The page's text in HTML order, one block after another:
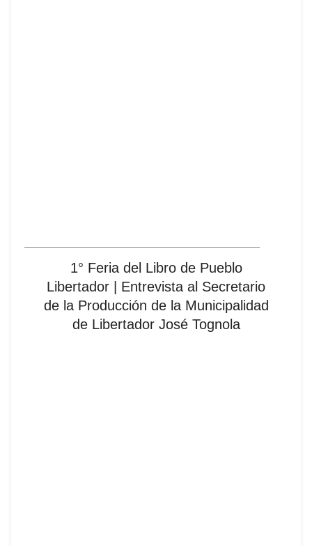
1° Feria del Libro de Pueblo
Libertador | Entrevista al Secretario
de la Producción de la Municipalidad
de Libertador José Tognola